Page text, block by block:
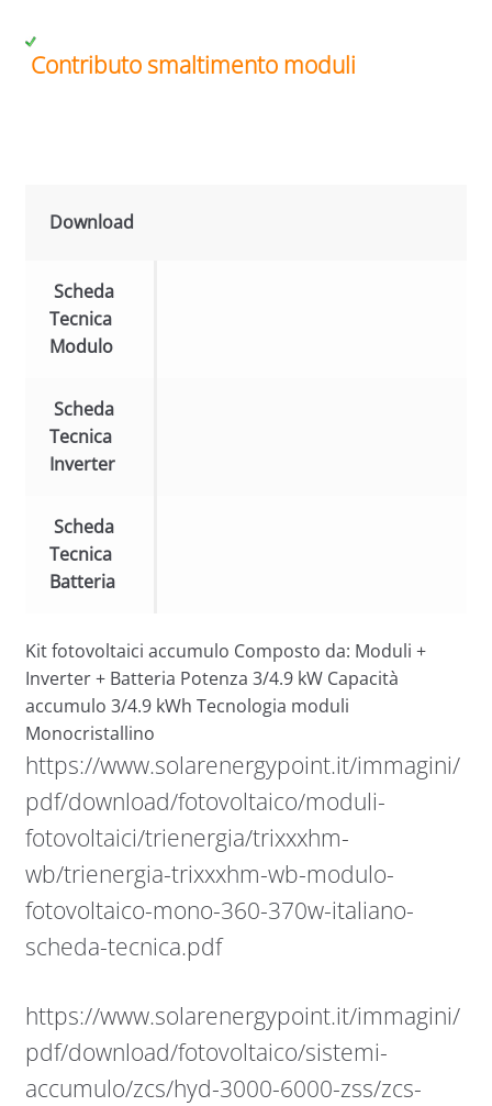
Contributo smaltimento moduli
Download
Scheda
Tecnica
Modulo
Scheda
Tecnica
Inverter
Scheda
Tecnica
Batteria
Kit fotovoltaici accumulo Composto da: Moduli +
Inverter + Batteria Potenza 3/4.9 kW Capacità
accumulo 3/4.9 kWh Tecnologia moduli
Monocristallino
https://www.solarenergypoint.it/immagini/
pdf/download/fotovoltaico/moduli-
fotovoltaici/trienergia/trixxxhm-
wb/trienergia-trixxxhm-wb-modulo-
fotovoltaico-mono-360-370w-italiano-
scheda-tecnica.pdf
https://www.solarenergypoint.it/immagini/
pdf/download/fotovoltaico/sistemi-
accumulo/zcs/hyd-3000-6000-zss/zcs-